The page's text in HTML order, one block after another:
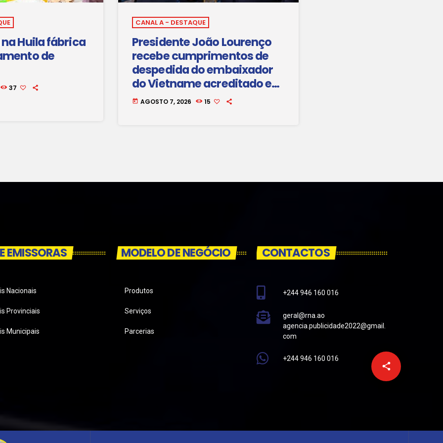
share
email
Huila fábrica
de
37
CANAL A - DESTAQUE
Presidente João Lourenço
recebe cumprimentos de
despedida do embaixador
do Vietname acreditado em
Angola
today AGOSTO 7, 2026 15
EMISSORAS
Nacionais
Provinciais
Municipais
MODELO DE NEGÓCIO
Produtos
Serviços
Parcerias
CONTACTOS
+244 946 160 016
geral@rna.ao
agencia.publicidade2022@gmail.
com
+244 946 160 016